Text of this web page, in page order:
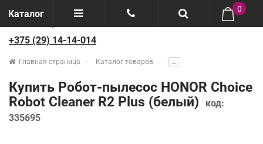
Каталог
Отзывы
Производители
Возврат товаров
+375(29) 888-44-44
0
+375 (29) 14-14-014
Главная страница Каталог товаров .....
Купить Робот-пылесос HONOR Choice
Robot Cleaner R2 Plus (белый)
код:
335695